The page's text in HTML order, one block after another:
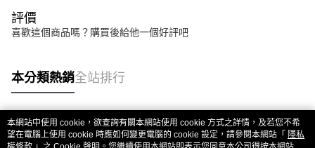
評價
喜歡這個商品嗎？購買後給他一個好評吧
本分類熱銷全站排行
熱門標籤
本網站中使用 cookie，欲查詢有關本網站使用 cookie 方式之詳情，及若您不希
望在電腦上使用 cookie 時應如何變更電腦的 cookie 設定，請參閱本網站「 隱私